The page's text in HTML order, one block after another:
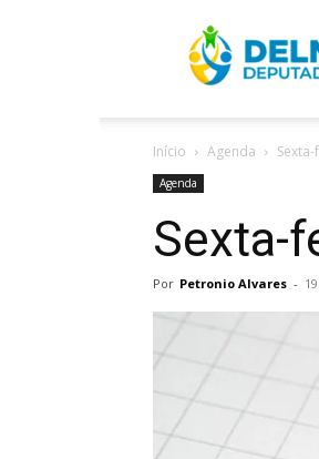
Início Agenda
Agenda
Sexta-
Por Petronio Alvares -